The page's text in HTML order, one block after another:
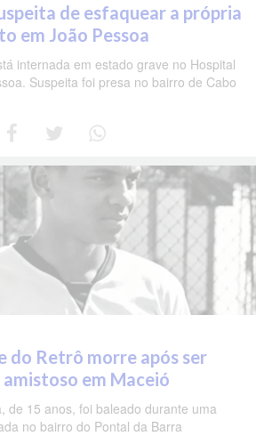
de esfaquear a própria
em João Pessoa
internada em estado grave no Hospital
Suspeita foi presa no bairro de Cabo
do Retrô morre após ser
em Maceió
de 15 anos, foi baleado durante uma
no bairro do Pontal da Barra